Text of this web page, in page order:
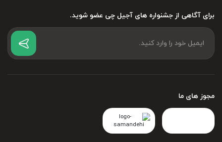
برای آگاهی از جشنواره های آجیل چی عضو شوید.
مجوز های ما